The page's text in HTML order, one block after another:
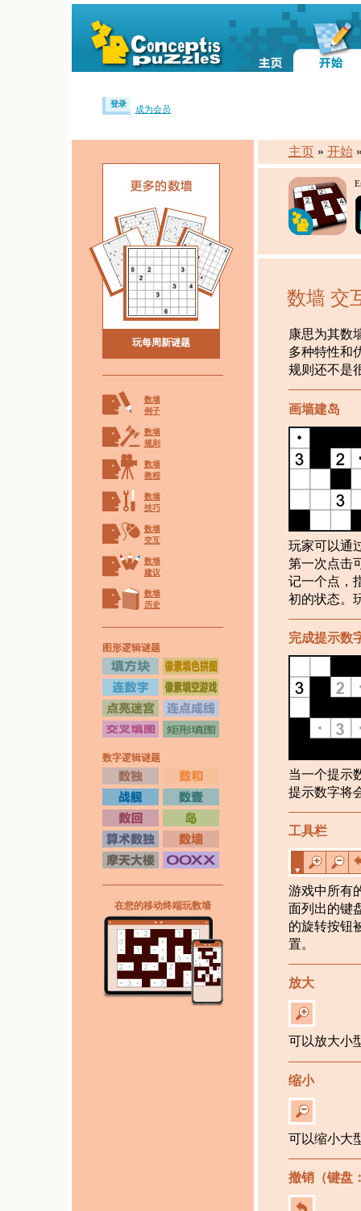
登录
成为会员
玩每周新谜题
数墙
例子
数墙
规则
数墙
教程
数墙
技巧
数墙
交互
数墙
建议
数墙
历史
图形逻辑谜题
数字逻辑谜题
在您的移动终端玩数墙
主页 » 开始
数墙 交
康思为其数
多种特性和
规则还不是
画墙建岛
玩家可以通
第一次点击
记一个点，
初的状态。
完成提示数
当一个提示
提示数字将
工具栏
游戏中所有
面列出的键
的旋转按钮
置。
放大
可以放大小
缩小
可以缩小大
撤销（键盘